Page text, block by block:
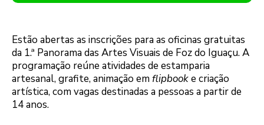
Estão abertas as inscrições para as oficinas gratuitas
da 1.ª Panorama das Artes Visuais de Foz do Iguaçu. A
programação reúne atividades de estamparia
artesanal, grafite, animação emflipbooke criação
artística, com vagas destinadas a pessoas a partir de
14 anos.